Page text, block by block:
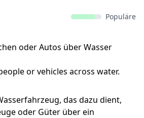
Populäre
oder Autos über Wasser
or vehicles across water.
das dazu dient,
oder Güter über ein